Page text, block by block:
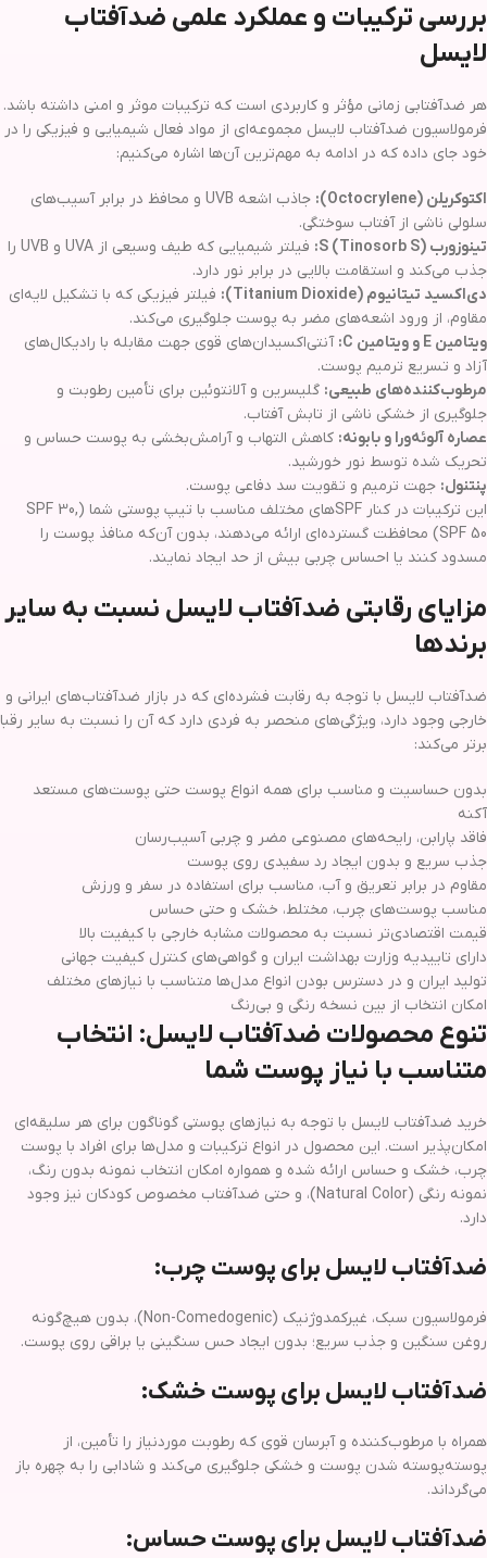
بررسی ترکیبات و عملکرد علمی ضدآفتاب
لایسل
هر ضدآفتابی زمانی مؤثر و کاربردی است که ترکیبات موثر و امنی داشته باشد.
فرمولاسیون ضدآفتاب لایسل مجموعه‌ای از مواد فعال شیمیایی و فیزیکی را در
خود جای داده که در ادامه به مهم‌ترین آن‌ها اشاره می‌کنیم:
اکتوکریلن (Octocrylene):
جاذب اشعه UVB و محافظ در برابر آسیب‌های
سلولی ناشی از آفتاب سوختگی.
تینوزورب S (Tinosorb S):
فیلتر شیمیایی که طیف وسیعی از UVA و UVB را
جذب می‌کند و استقامت بالایی در برابر نور دارد.
دی‌اکسید تیتانیوم (Titanium Dioxide):
فیلتر فیزیکی که با تشکیل لایه‌ای
مقاوم، از ورود اشعه‌های مضر به پوست جلوگیری می‌کند.
ویتامین E و ویتامین C:
آنتی‌اکسیدان‌های قوی جهت مقابله با رادیکال‌های
آزاد و تسریع ترمیم پوست.
مرطوب‌کننده‌های طبیعی: گلیسرین و آلانتوئین برای تأمین رطوبت و
جلوگیری از خشکی ناشی از تابش آفتاب.
عصاره آلوئه‌ورا و بابونه: کاهش التهاب و آرامش‌بخشی به پوست حساس و
تحریک شده توسط نور خورشید.
پنتنول: جهت ترمیم و تقویت سد دفاعی پوست.
این ترکیبات در کنار SPFهای مختلف مناسب با تیپ پوستی شما (SPF 30,
SPF 50) محافظت گسترده‌ای ارائه می‌دهند، بدون آن‌که منافذ پوست را
مسدود کنند یا احساس چربی بیش از حد ایجاد نمایند.
مزایای رقابتی ضدآفتاب لایسل نسبت به سایر
برندها
ضدآفتاب لایسل با توجه به رقابت فشرده‌ای که در بازار ضدآفتاب‌های ایرانی و
خارجی وجود دارد، ویژگی‌های منحصر به فردی دارد که آن را نسبت به سایر رقبا
برتر می‌کند:
بدون حساسیت و مناسب برای همه انواع پوست حتی پوست‌های مستعد
آکنه
فاقد پارابن، رایحه‌های مصنوعی مضر و چربی آسیب‌رسان
جذب سریع و بدون ایجاد رد سفیدی روی پوست
مقاوم در برابر تعریق و آب، مناسب برای استفاده در سفر و ورزش
مناسب پوست‌های چرب، مختلط، خشک و حتی حساس
قیمت اقتصادی‌تر نسبت به محصولات مشابه خارجی با کیفیت بالا
دارای تاییدیه وزارت بهداشت ایران و گواهی‌های کنترل کیفیت جهانی
تولید ایران و در دسترس بودن انواع مدل‌ها متناسب با نیازهای مختلف
امکان انتخاب از بین نسخه رنگی و بی‌رنگ
تنوع محصولات ضدآفتاب لایسل: انتخاب
متناسب با نیاز پوست شما
خرید ضدآفتاب لایسل با توجه به نیازهای پوستی گوناگون برای هر سلیقه‌ای
امکان‌پذیر است. این محصول در انواع ترکیبات و مدل‌ها برای افراد با پوست
چرب، خشک و حساس ارائه شده و همواره امکان انتخاب نمونه بدون رنگ،
نمونه رنگی (Natural Color)، و حتی ضدآفتاب مخصوص کودکان نیز وجود
دارد.
ضدآفتاب لایسل برای پوست چرب:
فرمولاسیون سبک، غیرکمدوژنیک (Non-Comedogenic)، بدون هیچ‌گونه
روغن سنگین و جذب سریع؛ بدون ایجاد حس سنگینی یا براقی روی پوست.
ضدآفتاب لایسل برای پوست خشک:
همراه با مرطوب‌کننده و آبرسان قوی که رطوبت موردنیاز را تأمین، از
پوسته‌پوسته شدن پوست و خشکی جلوگیری می‌کند و شادابی را به چهره باز
می‌گرداند.
ضدآفتاب لایسل برای پوست حساس: